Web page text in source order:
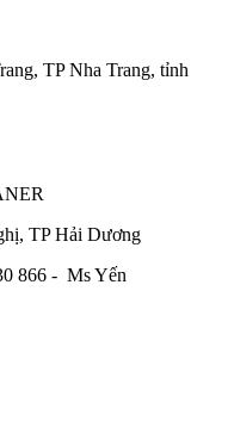
TP Nha Trang, tỉnh
TP Hải Dương
866 - Ms Yến